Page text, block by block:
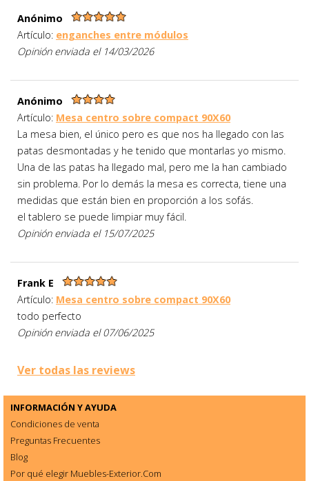
Anónimo
Artículo: enganches entre módulos
Opinión enviada el 14/03/2026
Anónimo
Artículo: Mesa centro sobre compact 90X60
La mesa bien, el único pero es que nos ha llegado con las
patas desmontadas y he tenido que montarlas yo mismo.
Una de las patas ha llegado mal, pero me la han cambiado
sin problema. Por lo demás la mesa es correcta, tiene una
medidas que están bien en proporción a los sofás.
el tablero se puede limpiar muy fácil.
Opinión enviada el 15/07/2025
Frank E
Artículo: Mesa centro sobre compact 90X60
todo perfecto
Opinión enviada el 07/06/2025
Ver todas las reviews
INFORMACIÓN Y AYUDA
Condiciones de venta
Preguntas Frecuentes
Blog
Por qué elegir Muebles-Exterior.Com